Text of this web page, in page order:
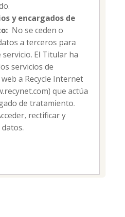
y encargados de
No se ceden o
a terceros para
El Titular ha
servicios de
a Recycle Internet
que actúa
de tratamiento.
rectificar y